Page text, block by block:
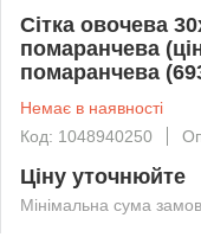
Сітка овочева
помаранчева
помаранчева
Немає в наявності
Код: 1048940250
Ціну уточнюйте
Мінімальна сума